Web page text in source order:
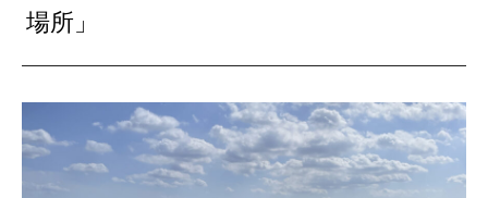
場所」